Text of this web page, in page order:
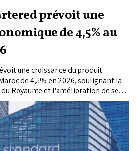
prévoit une
de 4,5% au
une croissance du produit
de 4,5% en 2026, soulignant la
Royaume et l'amélioration de ses